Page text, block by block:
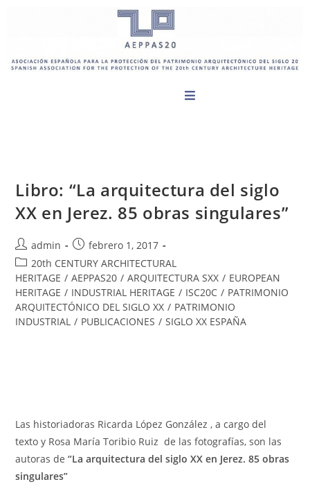
Libro: “La arquitectura del siglo
XX en Jerez. 85 obras singulares”
admin
febrero 1, 2017
20th CENTURY ARCHITECTURAL
HERITAGE / AEPPAS20 / ARQUITECTURA SXX / EUROPEAN
HERITAGE / INDUSTRIAL HERITAGE / ISC20C / PATRIMONIO
ARQUITECTÓNICO DEL SIGLO XX / PATRIMONIO
INDUSTRIAL / PUBLICACIONES / SIGLO XX ESPAÑA
Las historiadoras Ricarda López González , a cargo del
texto y Rosa María Toribio Ruiz de las fotografías, son las
autoras de“La arquitectura del siglo XX en Jerez. 85 obras
singulares”